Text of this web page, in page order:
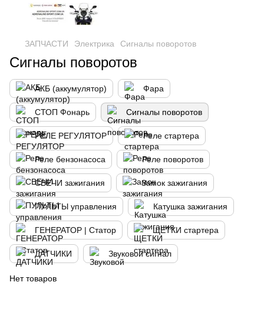
ЗАПЧАСТИ Электрика Сигналы поворотов
Сигналы поворотов
АКБ (аккумулятор) Фара
СТОП Фонарь Сигналы поворотов
РЕЛЕ РЕГУЛЯТОР Реле стартера
Реле бензонасоса Реле поворотов
СВЕЧИ зажигания Замок зажигания
ПУЛЬТЫ управления Катушка зажигания
ГЕНЕРАТОР | Статор ЩЕТКИ стартера
ДАТЧИКИ Звуковой сигнал
Нет товаров